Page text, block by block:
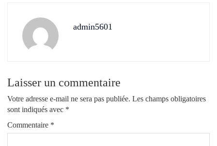
admin5601
Laisser un commentaire
Votre adresse e-mail ne sera pas publiée. Les champs obligatoires
sont indiqués avec *
Commentaire *